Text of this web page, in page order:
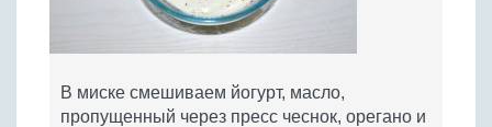
В миске смешиваем йогурт, масло,
пропущенный через пресс чеснок, орегано и